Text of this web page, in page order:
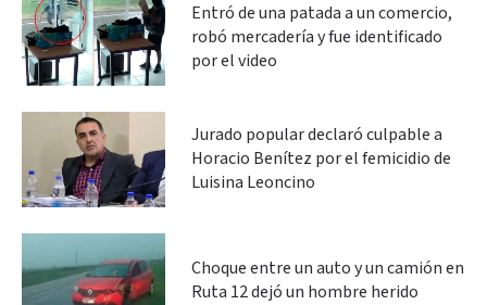
Entró de una patada a un comercio,
robó mercadería y fue identificado
por el video
Jurado popular declaró culpable a
Horacio Benítez por el femicidio de
Luisina Leoncino
Choque entre un auto y un camión en
Ruta 12 dejó un hombre herido